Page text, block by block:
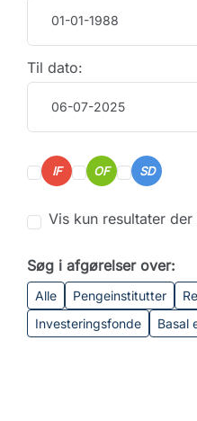
Til dato:
IF OF SD
Vis kun resultater
Søg i afgørelser over:
Alle Pengeinstitutter
Investeringsfonde
Basal